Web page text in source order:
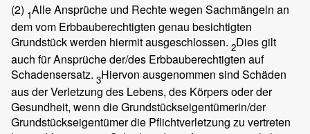
(2) 1Alle Ansprüche und Rechte wegen Sachmängeln an
dem vom Erbbauberechtigten genau besichtigten
Grundstück werden hiermit ausgeschlossen. 2Dies gilt
auch für Ansprüche der/des Erbbauberechtigten auf
Schadensersatz. 3Hiervon ausgenommen sind Schäden
aus der Verletzung des Lebens, des Körpers oder der
Gesundheit, wenn die Grundstückseigentümerin/der
Grundstückseigentümer die Pflichtverletzung zu vertreten